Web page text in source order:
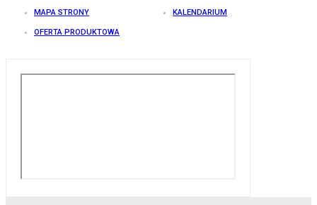
MAPA STRONY KALENDARIUM
OFERTA PRODUKTOWA